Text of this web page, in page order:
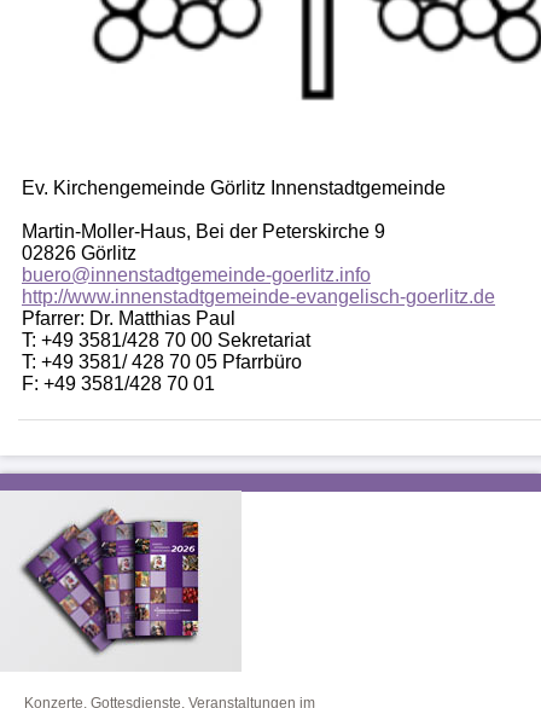
Ev. Kirchengemeinde Görlitz Innenstadtgemeinde
Martin-Moller-Haus, Bei der Peterskirche 9
02826 Görlitz
buero@innenstadtgemeinde-goerlitz.info
http://www.innenstadtgemeinde-evangelisch-goerlitz.de
Pfarrer: Dr. Matthias Paul
T: +49 3581/428 70 00 Sekretariat
T: +49 3581/ 428 70 05 Pfarrbüro
F: +49 3581/428 70 01
Konzerte, Gottesdienste, Veranstaltungen im